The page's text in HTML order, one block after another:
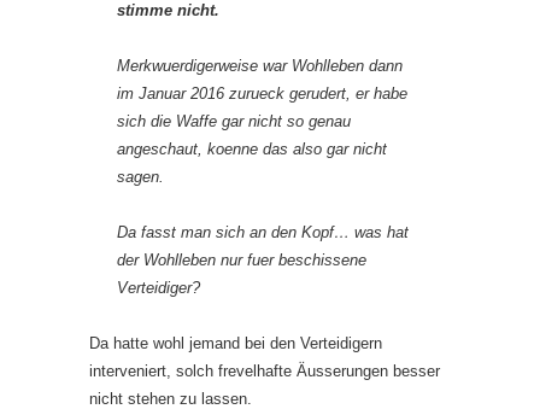
stimme nicht.
Merkwuerdigerweise war Wohlleben dann
im Januar 2016 zurueck gerudert, er habe
sich die Waffe gar nicht so genau
angeschaut, koenne das also gar nicht
sagen.
Da fasst man sich an den Kopf… was hat
der Wohlleben nur fuer beschissene
Verteidiger?
Da hatte wohl jemand bei den Verteidigern
interveniert, solch frevelhafte Äusserungen besser
nicht stehen zu lassen.